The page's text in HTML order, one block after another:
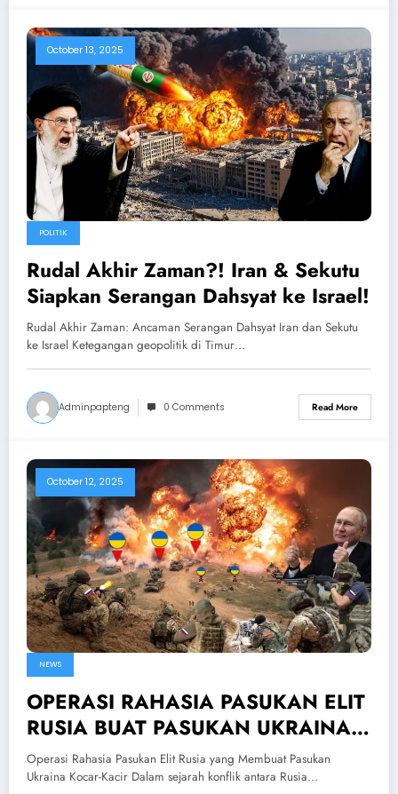
October 13, 2025
POLITIK
Rudal Akhir Zaman?! Iran & Sekutu
Siapkan Serangan Dahsyat ke Israel!
Rudal Akhir Zaman: Ancaman Serangan Dahsyat Iran dan Sekutu
ke Israel Ketegangan geopolitik di Timur…
Adminpapteng 0 Comments Read More
October 12, 2025
NEWS
OPERASI RAHASIA PASUKAN ELIT
RUSIA BUAT PASUKAN UKRAINA
KOCAR-KACIR! Kemampuan FSB
Rusia Mematikan
Operasi Rahasia Pasukan Elit Rusia yang Membuat Pasukan
Ukraina Kocar-Kacir Dalam sejarah konflik antara Rusia…